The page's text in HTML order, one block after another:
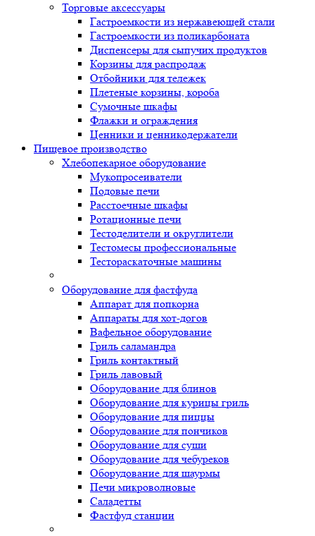
Торговые аксессуары
Гастроемкости из нержавеющей стали
Гастроемкости из поликарбоната
Диспенсеры для сыпучих продуктов
Корзины для распродаж
Отбойники для тележек
Плетеные корзины, короба
Сумочные шкафы
Флажки и ограждения
Ценники и ценникодержатели
Пищевое производство
Хлебопекарное оборудование
Мукопросеиватели
Подовые печи
Расстоечные шкафы
Ротационные печи
Тестоделители и округлители
Тестомесы профессиональные
Тестораскаточные машины
Оборудование для фастфуда
Аппарат для попкорна
Аппараты для хот-догов
Вафельное оборудование
Гриль саламандра
Гриль контактный
Гриль лавовый
Оборудование для блинов
Оборудование для курицы гриль
Оборудование для пиццы
Оборудование для пончиков
Оборудование для суши
Оборудование для чебуреков
Оборудование для шаурмы
Печи микроволновые
Саладетты
Фастфуд станции